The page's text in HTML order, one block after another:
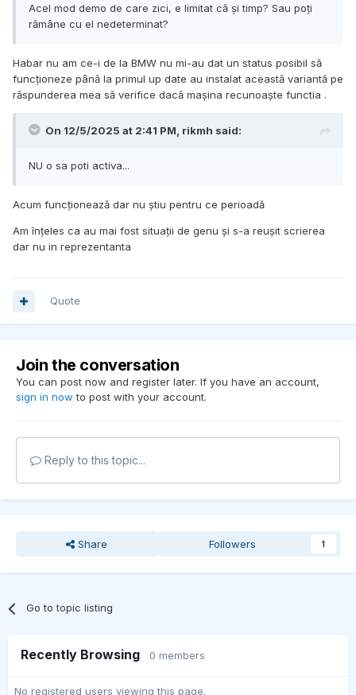
Acel mod demo de care zici, e limitat că și timp? Sau poți
rămâne cu el nedeterminat?
Habar nu am ce-i de la BMW nu mi-au dat un status posibil să
funcționeze până la primul up date au instalat această variantă pe
răspunderea mea să verifice dacă mașina recunoaște functia .
On 12/5/2025 at 2:41 PM, rikmh said:
NU o sa poti activa...
Acum funcționează dar nu știu pentru ce perioadă
Am înțeles ca au mai fost situații de genu și s-a reușit scrierea
dar nu in reprezentanta
Quote
Join the conversation
You can post now and register later. If you have an account,
sign in now to post with your account.
Reply to this topic...
Share Followers 1
Go to topic listing
Recently Browsing 0 members
No registered users viewing this page.